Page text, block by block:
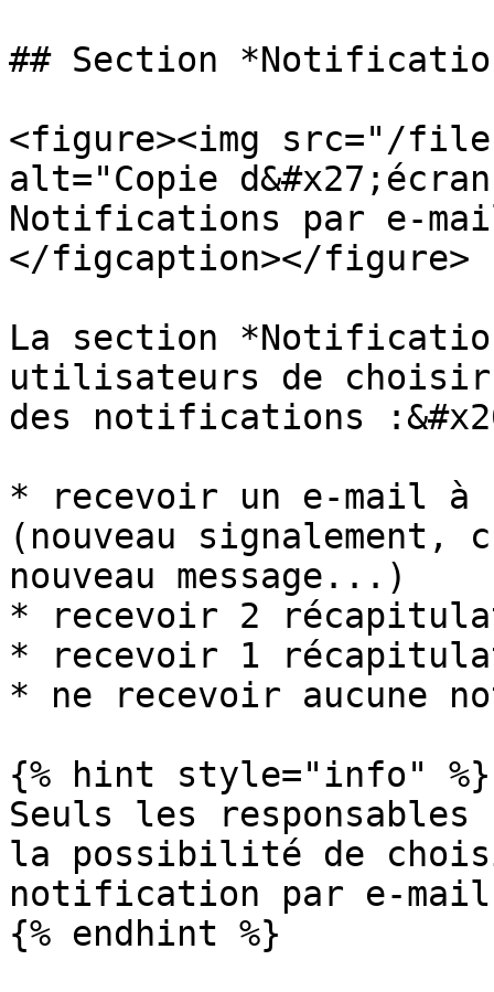
## Section
<figure><img src="/
alt="Copie
Notifications par e-
</figcaption></figure>
La section
utilisateurs de choisir
des notifications
* recevoir un e-mail à
(nouveau signalement,
nouveau message...)
* recevoir 2
* recevoir 1
* ne recevoir aucune
{% hint style="info" %}
Seuls les
la possibilité de
notification par e-
{% endhint %}